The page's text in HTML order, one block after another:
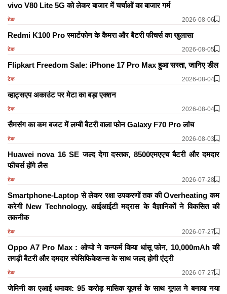
vivo V80 Lite 5G को लेकर बाजार में चर्चाओं का बाजार गर्म
टेक 2026-08-06
Redmi K100 Pro स्मार्टफोन के कैमरा और बैटरी फीचर्स का खुलासा
टेक 2026-08-05
Flipkart Freedom Sale: iPhone 17 Pro Max हुआ सस्ता, जानिए डील
टेक 2026-08-04
व्हाट्सएप अकाउंट पर मेटा का बड़ा एक्शन
टेक 2026-08-04
सैमसंग का कम बजट में लम्बी बैटरी वाला फोन Galaxy F70 Pro लांच
टेक 2026-08-03
Huawei nova 16 SE जल्द देगा दस्तक, 8500एमएएच बैटरी और दमदार
फीचर्स होंगे लैस
टेक 2026-07-28
Smartphone-Laptop से लेकर रक्षा उपकरणों तक की Overheating कम
करेगी New Technology, आईआईटी मद्रास के वैज्ञानिकों ने विकसित की
तकनीक
टेक 2026-07-27
Oppo A7 Pro Max : ओप्पो ने कन्फर्म किया धांसू फोन, 10,000mAh की
तगड़ी बैटरी और दमदार स्पेसिफिकेशन्स के साथ जल्द होगी एंट्री
टेक 2026-07-27
जेमिनी का एआई धमाका: 95 करोड़ मासिक यूजर्स के साथ गूगल ने बनाया नया